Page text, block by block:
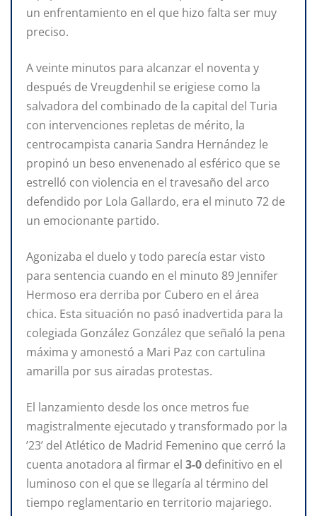
un enfrentamiento en el que hizo falta ser muy
preciso.
A veinte minutos para alcanzar el noventa y
después de Vreugdenhil se erigiese como la
salvadora del combinado de la capital del Turia
con intervenciones repletas de mérito, la
centrocampista canaria Sandra Hernández le
propinó un beso envenenado al esférico que se
estrelló con violencia en el travesaño del arco
defendido por Lola Gallardo, era el minuto 72 de
un emocionante partido.
Agonizaba el duelo y todo parecía estar visto
para sentencia cuando en el minuto 89 Jennifer
Hermoso era derriba por Cubero en el área
chica. Esta situación no pasó inadvertida para la
colegiada González González que señaló la pena
máxima y amonestó a Mari Paz con cartulina
amarilla por sus airadas protestas.
El lanzamiento desde los once metros fue
magistralmente ejecutado y transformado por la
’23’ del Atlético de Madrid Femenino que cerró la
cuenta anotadora al firmar el 3-0 definitivo en el
luminoso con el que se llegaría al término del
tiempo reglamentario en territorio majariego.